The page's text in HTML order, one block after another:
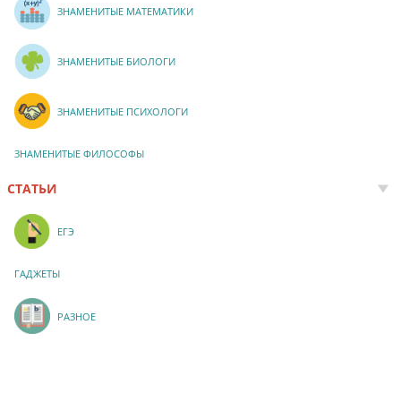
ЗНАМЕНИТЫЕ МАТЕМАТИКИ
ЗНАМЕНИТЫЕ БИОЛОГИ
ЗНАМЕНИТЫЕ ПСИХОЛОГИ
ЗНАМЕНИТЫЕ ФИЛОСОФЫ
СТАТЬИ
ЕГЭ
ГАДЖЕТЫ
РАЗНОЕ